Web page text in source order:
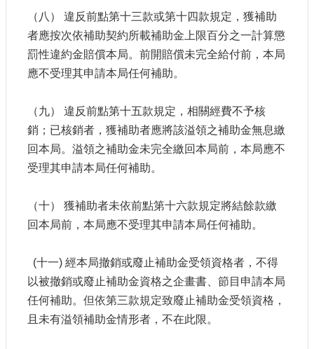
（八） 違反前點第十三款或第十四款規定，獲補助
者應按次依補助契約所載補助金上限百分之一計算懲
罰性違約金賠償本局。前開賠償未完全給付前，本局
應不受理其申請本局任何補助。
（九） 違反前點第十五款規定，相關經費不予核
銷；已核銷者，獲補助者應將該溢領之補助金無息繳
回本局。溢領之補助金未完全繳回本局前，本局應不
受理其申請本局任何補助。
（十） 獲補助者未依前點第十六款規定將結餘款繳
回本局前，本局應不受理其申請本局任何補助。
(十一) 經本局撤銷或廢止補助金受領資格者，不得
以被撤銷或廢止補助金資格之企畫書、節目申請本局
任何補助。但依第三款規定致廢止補助金受領資格，
且未有溢領補助金情形者，不在此限。